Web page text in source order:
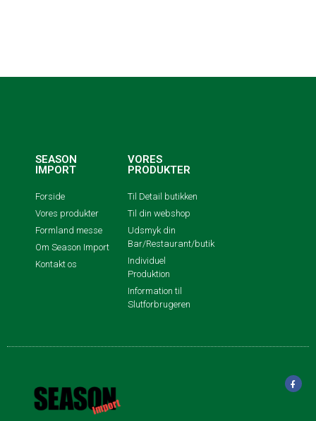
SEASON
IMPORT
Forside
Vores produkter
Formland messe
Om Season Import
Kontakt os
VORES
PRODUKTER
Til Detail butikken
Til din webshop
Udsmyk din
Bar/Restaurant/butik
Individuel
Produktion
Information til
Slutforbrugeren